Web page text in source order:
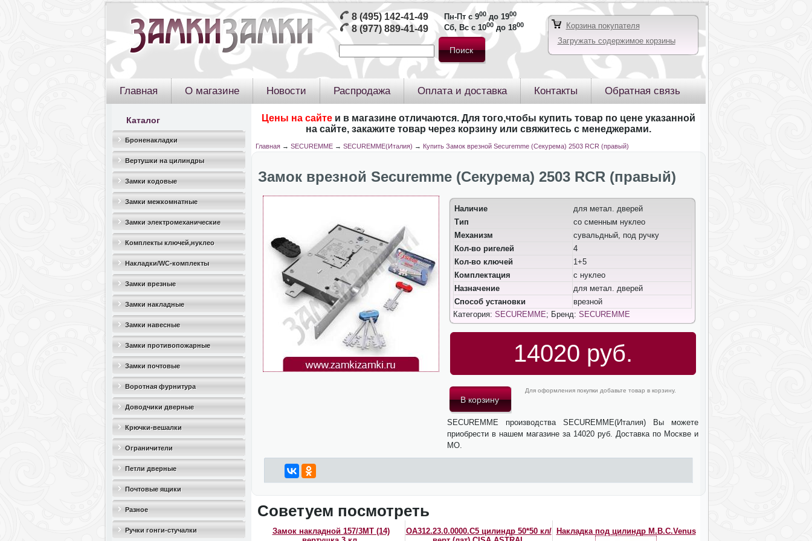
8 (495) 142-41-49
8 (977) 889-41-49
Пн-Пт с 900до 1900
Сб, Вс с 1000до 1800
Корзина покупателя
Загружать содержимое корзины
Главная О магазине Новости Распродажа Оплата и доставка Контакты Обратная связь
Каталог
Броненакладки
Вертушки на цилиндры
Замки кодовые
Замки межкомнатные
Замки электромеханические
Комплекты ключей,нуклео
Накладки/WC-комплекты
Замки врезные
Замки накладные
Замки навесные
Замки противопожарные
Замки почтовые
Воротная фурнитура
Доводчики дверные
Крючки-вешалки
Ограничители
дверные(стопоры)
Петли дверные
Почтовые ящики
Разное
Ручки гонги-стучалки
Цены на сайте и в магазине отличаются. Для того,чтобы купить товар по цене указанной
на сайте, закажите товар через корзину или свяжитесь с менеджерами.
Главная →SECUREMME →SECUREMME(Италия) → Купить Замок врезной Securemme (Секурема) 2503 RCR (правый)
Замок врезной Securemme (Секурема) 2503 RCR (правый)
Наличие
для метал. дверей
Тип
со сменным нуклео
Механизм
сувальдный, под ручку
Кол-во ригелей
4
Кол-во ключей
1+5
Комплектация
с нуклео
Назначение
для метал. дверей
Способ установки
врезной
Категория: SECUREMME; Бренд: SECUREMME
14020 руб.
Для оформления покупки добавьте товар в корзину.
SECUREMME производства SECUREMME(Италия) Вы можете
приобрести в нашем магазине за 14020 руб. Доставка по Москве и
МО.
Советуем посмотреть
Замок накладной 157/3MT (14)
OA312.23.0.0000.C5 цилиндр 50*50 кл/
Накладка под цилиндр M.B.C.Venus